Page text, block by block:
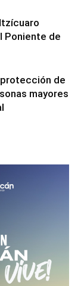
Poniente de
de
mayores